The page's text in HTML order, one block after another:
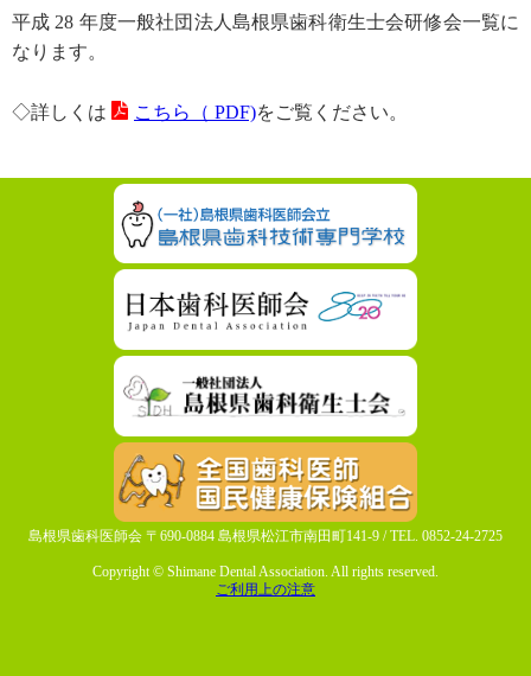
平成 28 年度一般社団法人島根県歯科衛生士会研修会一覧に
なります。
◇詳しくは こちら（ PDF)をご覧ください。
島根県歯科医師会 〒690-0884 島根県松江市南田町141-9 / TEL. 0852-24-2725
Copyright © Shimane Dental Association. All rights reserved.
ご利用上の注意